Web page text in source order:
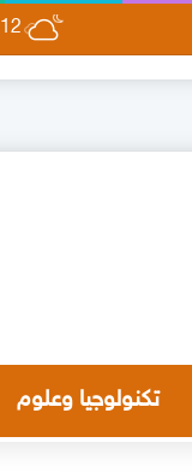
12
تكنولوجيا وعلوم